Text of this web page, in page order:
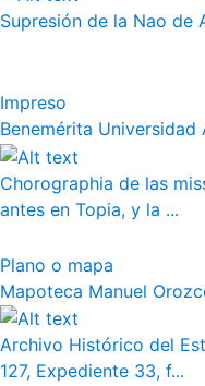
Supresión de la Nao de
Impreso
Benemérita Universidad
Chorographia de las
antes en Topia, y la ...
Plano o mapa
Mapoteca Manuel
Archivo Histórico del
127, Expediente 33, f...